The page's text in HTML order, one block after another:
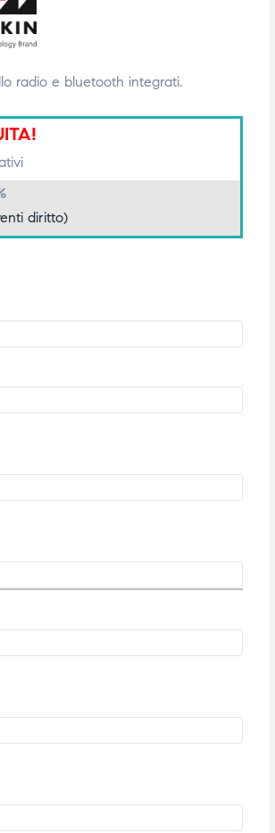
radio e bluetooth integrati.
diritto)